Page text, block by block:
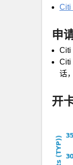
Citi
申
Citi
Citi
话
开